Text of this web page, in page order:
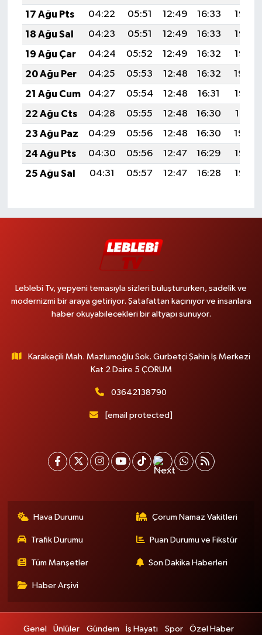
17 Ağu Pts
04:22 05:51 12:49 16:33
19:37
18 Ağu Sal
04:23 05:51 12:49 16:33
19:36
19 Ağu Çar
04:24 05:52 12:49 16:32
19:35
20 Ağu Per
04:25 05:53 12:48 16:32
19:34
21 Ağu Cum
04:27 05:54 12:48 16:31
19:32
22 Ağu Cts
04:28 05:55 12:48 16:30
19:31
23 Ağu Paz
04:29 05:56 12:48 16:30
19:30
24 Ağu Pts
04:30 05:56 12:47 16:29
19:28
25 Ağu Sal
04:31 05:57 12:47 16:28 19:27
Leblebi Tv, yepyeni temasıyla sizleri buluştururken, sadelik ve
modernizmi bir araya getiriyor. Şatafattan kaçınıyor ve insanlara
haber okuyabilecekleri bir altyapı sunuyor.
Karakeçili Mah. Mazlumoğlu Sok. Gurbetçi Şahin İş Merkezi
Kat 2 Daire 5 ÇORUM
03642138790
[email protected]
Hava Durumu Çorum Namaz Vakitleri
Trafik Durumu Puan Durumu ve Fikstür
Tüm Manşetler Son Dakika Haberleri
Haber Arşivi
Genel Ünlüler Gündem İş Hayatı Spor Özel Haber